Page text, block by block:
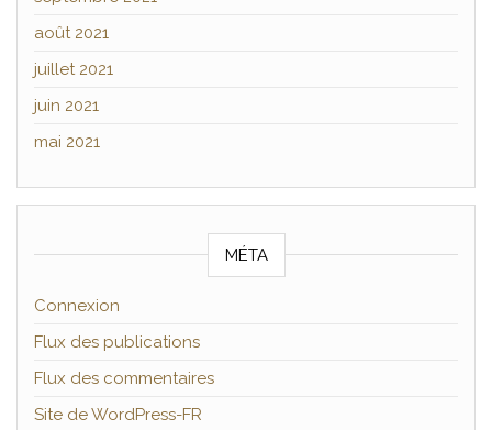
août 2021
juillet 2021
juin 2021
mai 2021
MÉTA
Connexion
Flux des publications
Flux des commentaires
Site de WordPress-FR